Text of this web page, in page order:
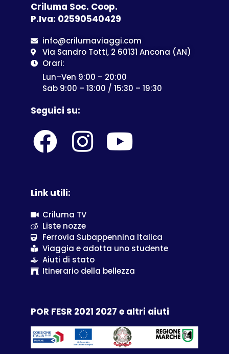
Criluma Soc. Coop.
P.Iva: 02590540429
info@crilumaviaggi.com
Via Sandro Totti, 2 60131 Ancona (AN)
Orari:
Lun–Ven 9:00 – 20:00
Sab 9:00 – 13:00 / 15:30 – 19:30
Seguici su:
Link utili:
Criluma TV
Liste nozze
Ferrovia Subappennina Italica
Viaggia e adotta uno studente
Aiuti di stato
Itinerario della bellezza
POR FESR 2021 2027 e altri aiuti